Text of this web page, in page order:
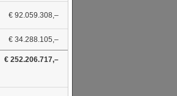
€ 92.059.308,–
€ 34.288.105,–
€ 252.206.717,–